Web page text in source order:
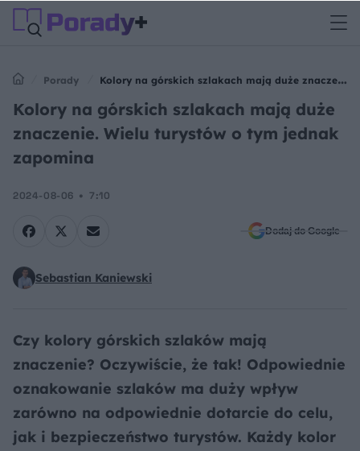
Porady
Kolory na górskich szlakach mają duże znaczenie.
Wielu turystów o tym jednak zapomina
Kolory na górskich szlakach mają duże
znaczenie. Wielu turystów o tym jednak
zapomina
2024-08-06 7:10
Dodaj do Google
Sebastian Kaniewski
Czy kolory górskich szlaków mają
znaczenie? Oczywiście, że tak! Odpowiednie
oznakowanie szlaków ma duży wpływ
zarówno na odpowiednie dotarcie do celu,
jak i bezpieczeństwo turystów. Każdy kolor